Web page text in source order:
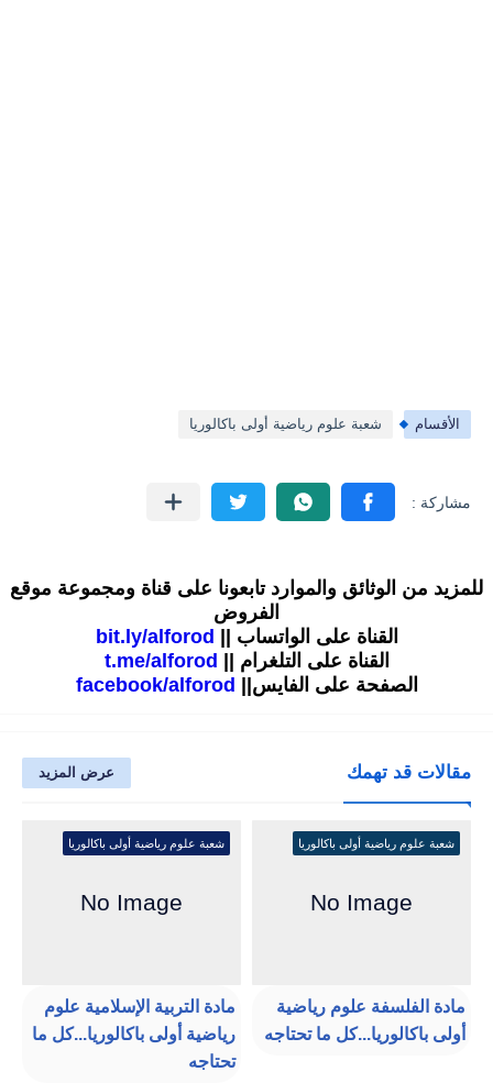
الأقسام شعبة علوم رياضية أولى باكالوريا
للمزيد من الوثائق والموارد تابعونا على قناة ومجموعة موقع
الفروض
القناة على الواتساب ||
bit.ly/alforod
القناة على التلغرام ||
t.me/alforod
الصفحة على الفايس||
facebook/alforod
مقالات قد تهمك عرض المزيد
شعبة علوم رياضية أولى باكالوريا
مادة الفلسفة علوم رياضية
أولى باكالوريا...كل ما تحتاجه
شعبة علوم رياضية أولى باكالوريا
مادة التربية الإسلامية علوم
رياضية أولى باكالوريا...كل ما
تحتاجه